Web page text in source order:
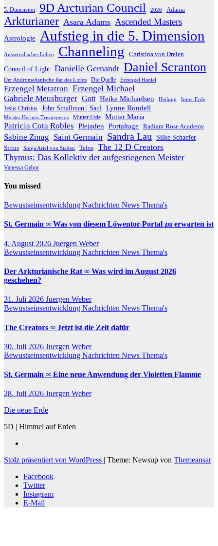
5. Dimension 9D Arcturian Council 2026 Adama
Arkturianer Asara Adams Ascended Masters
Astrologie Aufstieg in die 5. Dimension
Ausserirdisches Leben Channeling Christina von Dreien
Council of Light Danielle Gernandt Daniel Scranton
Der Andromedanische Rat des Lichts Die Quelle Erzengel Haniel
Erzengel Metatron Erzengel Michael
Gabriele Meusburger Gott Heike Michaelsen Heilung Inner Erde
Jesus Christus John Smallman | Saul Lynne Rondell
Meister Hermes Trismegistos Mutter Erde Mutter Maria
Patricia Cota Robles Plejaden Portaltage Radiant Rose Academy
Sabine Zmug Saint Germain Sandra Lau Silke Schaefer
Sirius Sonja Ariel von Staden Telos The 12 D Creators
Thymus: Das Kollektiv der aufgestiegenen Meister
Vanessa Gabor
You missed
Bewustseinsentwicklung Nachrichten News Thema's
St. Germain ∞ Was von diesem Löwentor-Portal zu erwarten ist
4. August 2026 Juergen Weber
Bewustseinsentwicklung Nachrichten News Thema's
Der Arkturianische Rat ∞ Was wird im August 2026
geschehen?
31. Juli 2026 Juergen Weber
Bewustseinsentwicklung Nachrichten News Thema's
The Creators ∞ Jetzt ist die Zeit dafür
30. Juli 2026 Juergen Weber
Bewustseinsentwicklung Nachrichten News Thema's
St. Germain ∞ Eine neue Anwendung der Violetten Flamme
28. Juli 2026 Juergen Weber
Die neue Erde
5D | Himmel auf Erden
Stolz präsentiert von WordPress | Theme: Newsup von Themeansar
Facebook
Twitter
Instagram
E-Mail